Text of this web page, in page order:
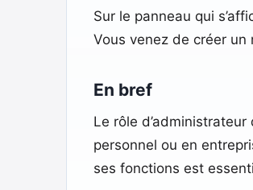
Sur le panneau qui
Vous venez de créer
En bref
Le rôle
personnel ou en
ses fonctions est